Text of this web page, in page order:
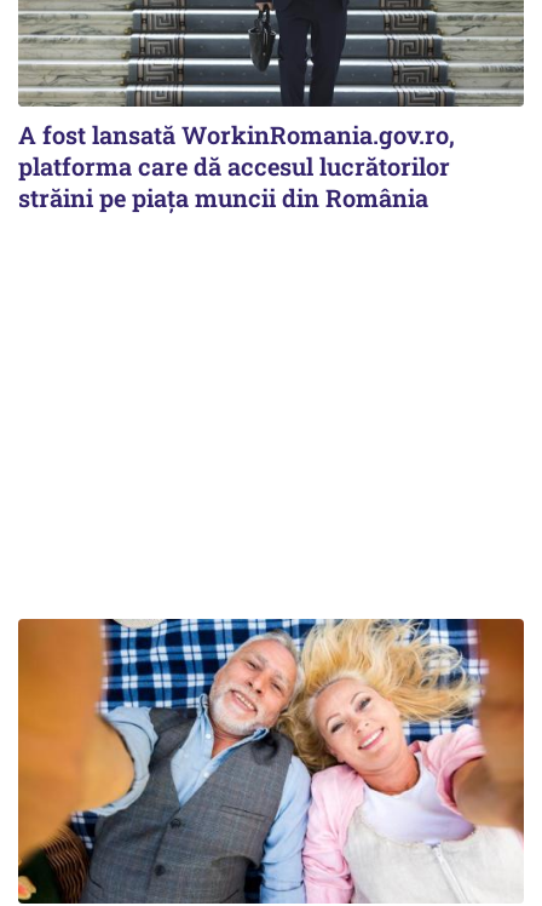
A fost lansată WorkinRomania.gov.ro,
platforma care dă accesul lucrătorilor
străini pe piața muncii din România